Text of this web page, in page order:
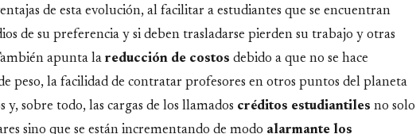
de esta evolución, al facilitar a estudiantes que se encuentran
de su preferencia y si deben trasladarse pierden su trabajo y otras
apunta la reducción de costos debido a que no se hace
peso, la facilidad de contratar profesores en otros puntos del planeta
y, sobre todo, las cargas de los llamados créditos estudiantiles no solo
sino que se están incrementando de modo alarmante los